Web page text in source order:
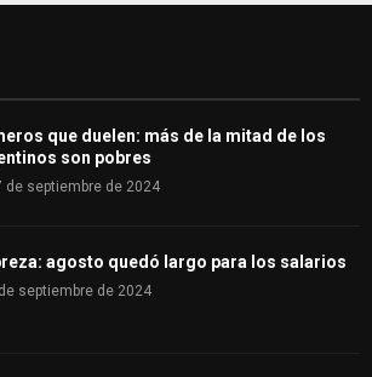
H
que duelen: más de la mitad de los
son pobres
de septiembre de 2024
agosto quedó largo para los salarios
septiembre de 2024